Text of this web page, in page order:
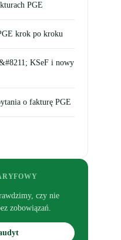
PGE
krok po kroku
KSeF i nowy
o fakturę PGE
czy nie
zobowiązań.